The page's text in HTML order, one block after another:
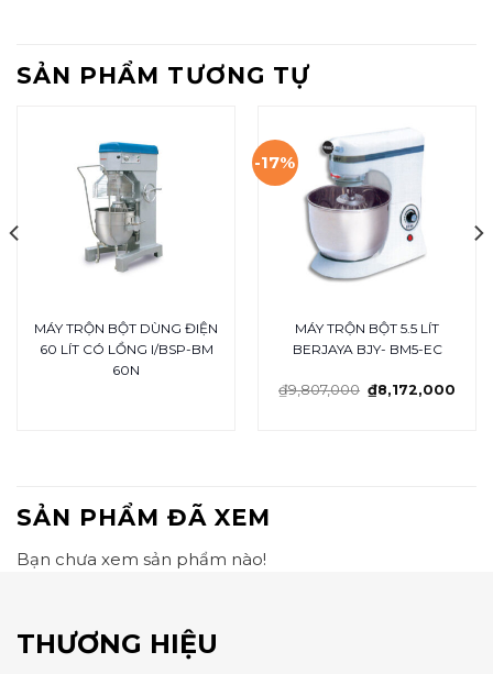
SẢN PHẨM TƯƠNG TỰ
MÁY TRỘN BỘT DÙNG ĐIỆN
60 LÍT CÓ LỒNG I/BSP-BM
60N
-17%
MÁY TRỘN BỘT 5.5 LÍT
BERJAYA BJY- BM5-EC
₫9,807,000 ₫8,172,000
SẢN PHẨM ĐÃ XEM
Bạn chưa xem sản phẩm nào!
THƯƠNG HIỆU